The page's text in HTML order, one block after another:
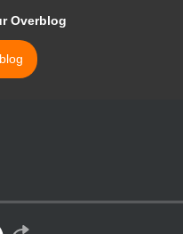
Overblog